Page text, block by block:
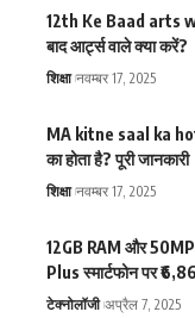
12th Ke Baad arts
बाद आर्ट्स वाले क्या करें?
शिक्षा नवम्बर 17, 2025
MA kitne saal ka
का होता है? पूरी जानकारी
शिक्षा नवम्बर 17, 2025
12GB RAM और 50MP
Plus स्मार्टफोन पर
टेक्नोलॉजी अप्रैल 7, 2025